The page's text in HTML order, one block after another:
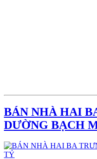
BÁN NHÀ HAI
DƯỜNG BẠCH